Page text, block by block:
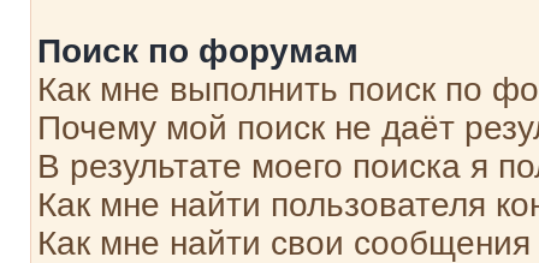
Поиск по форумам
Как мне выполнить поиск по
Почему мой поиск не даёт
В результате моего поиска я
Как мне найти пользователя
Как мне найти свои